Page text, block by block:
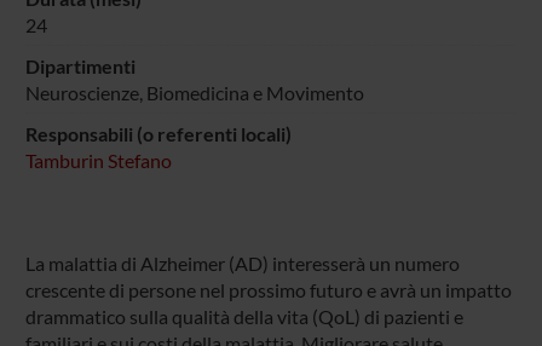
24
Dipartimenti
Neuroscienze, Biomedicina e Movimento
Responsabili (o referenti locali)
Tamburin Stefano
La malattia di Alzheimer (AD) interesserà un numero
crescente di persone nel prossimo futuro e avrà un impatto
drammatico sulla qualità della vita (QoL) di pazienti e